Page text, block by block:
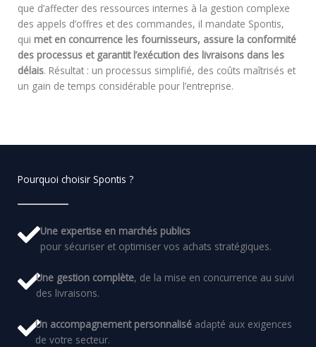
que d’affecter des ressources internes à la gestion complexe
des appels d’offres et des commandes, il mandate Spontis,
qui met en concurrence les fournisseurs, assure la conformité
des processus et garantit l’exécution des livraisons dans les
délais. Résultat : un processus simplifié, des coûts maîtrisés et
un gain de temps considérable pour l’entreprise.
Pourquoi choisir Spontis ?
Une expertise en marchés publics
pour sécuriser et optimiser vos achats stratégiques.
Une gestion complète, de la mise en concurrence au suivi
des livraisons.
Un accompagnement personnalisé adapté aux exigences
de votre secteur.